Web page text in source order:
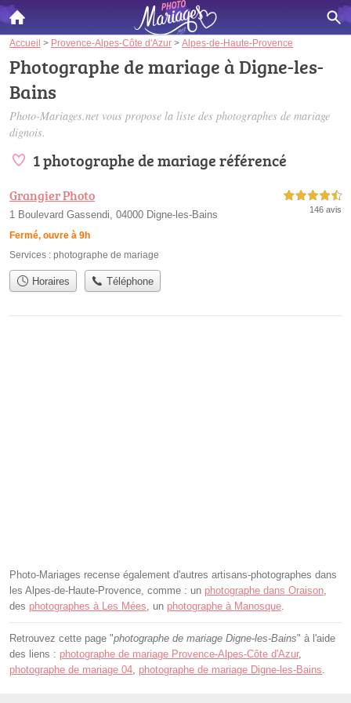
Accueil > Provence-Alpes-Côte d'Azur > Alpes-de-Haute-Provence
Photographe de mariage à Digne-les-
Bains
Photo-Mariages.net vous propose la liste des photographes de mariage
dignois.
1 photographe de mariage référencé
Grangier Photo
1 Boulevard Gassendi, 04000 Digne-les-Bains
Fermé, ouvre à 9h
4,5 étoiles sur 5
146 avis
Services : photographe de mariage
Horaires Téléphone
Photo-Mariages recense également d'autres artisans-photographes dans
les Alpes-de-Haute-Provence, comme : un photographe dans Oraison,
des photographes à Les Mées, un photographe à Manosque.
Retrouvez cette page "photographe de mariage Digne-les-Bains" à l'aide
des liens : photographe de mariage Provence-Alpes-Côte d'Azur,
photographe de mariage 04, photographe de mariage Digne-les-Bains.